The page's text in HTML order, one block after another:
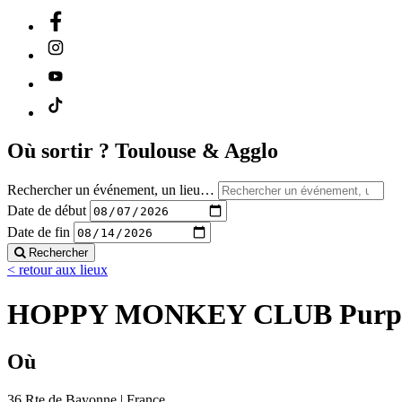
Où sortir ? Toulouse & Agglo
Rechercher un événement, un lieu…
Date de début
Date de fin
Rechercher
< retour aux lieux
HOPPY MONKEY CLUB
Où